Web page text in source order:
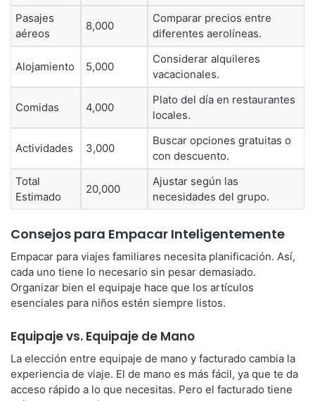
Pasajes
aéreos
8,000
Comparar precios entre
diferentes aerolíneas.
Alojamiento 5,000
Considerar alquileres
vacacionales.
Comidas 4,000
Plato del día en restaurantes
locales.
Actividades 3,000
Buscar opciones gratuitas o
con descuento.
Total
Estimado
20,000
Ajustar según las
necesidades del grupo.
Consejos para Empacar Inteligentemente
Empacar para viajes familiares necesita planificación. Así,
cada uno tiene lo necesario sin pesar demasiado.
Organizar bien el equipaje hace que los artículos
esenciales para niños estén siempre listos.
Equipaje vs. Equipaje de Mano
La elección entre equipaje de mano y facturado cambia la
experiencia de viaje. El de mano es más fácil, ya que te da
acceso rápido a lo que necesitas. Pero el facturado tiene